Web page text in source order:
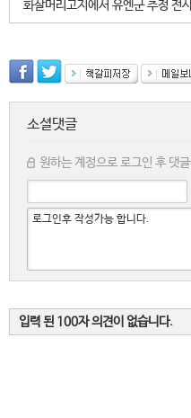
화살머리고지에서 유엔군 추정 전
소셜댓글
원하는 계정으로 로그인 후 댓
입력 된 100자 의견이 없습니다.